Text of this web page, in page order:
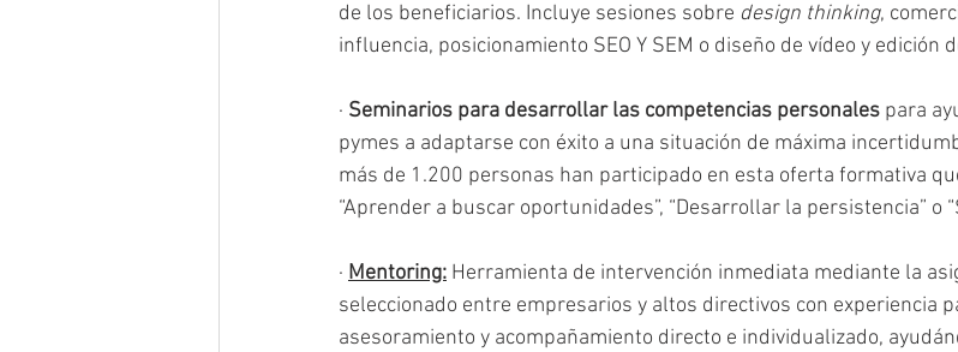
de los beneficiarios. Incluye sesiones sobre design thinking,
influencia, posicionamiento SEO Y SEM o diseño de vídeo y edición
· Seminarios para desarrollar las competencias personales para
pymes a adaptarse con éxito a una situación de máxima
más de 1.200 personas han participado en esta oferta formativa
“Aprender a buscar oportunidades”, “Desarrollar la persistencia” o
· Mentoring: Herramienta de intervención inmediata mediante la
seleccionado entre empresarios y altos directivos con experiencia
asesoramiento y acompañamiento directo e individualizado,